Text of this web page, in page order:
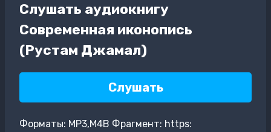
Слушать аудиокнигу
Современная иконопись
(Рустам Джамал)
Слушать
Форматы: MP3,M4B Фрагмент: https: